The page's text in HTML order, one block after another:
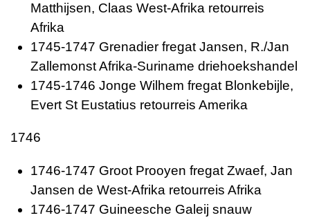
Matthijsen, Claas West-Afrika retourreis
Afrika
1745-1747 Grenadier fregat Jansen, R./Jan
Zallemonst Afrika-Suriname driehoekshandel
1745-1746 Jonge Wilhem fregat Blonkebijle,
Evert St Eustatius retourreis Amerika
1746
1746-1747 Groot Prooyen fregat Zwaef, Jan
Jansen de West-Afrika retourreis Afrika
1746-1747 Guineesche Galeij snauw